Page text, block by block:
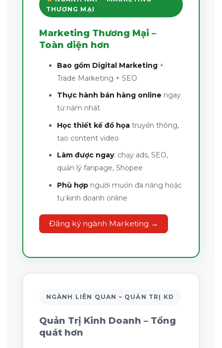
THƯƠNG MẠI
Marketing Thương Mại –
Toàn diện hơn
Bao gồm Digital Marketing +
Trade Marketing + SEO
Thực hành bán hàng online ngay
từ năm nhất
Học thiết kế đồ họa truyền thông,
tạo content video
Làm được ngay: chạy ads, SEO,
quản lý fanpage, Shopee
Phù hợp người muốn đa năng hoặc
tự kinh doanh online
Đăng ký ngành Marketing →
NGÀNH LIÊN QUAN – QUẢN TRỊ KD
Quản Trị Kinh Doanh – Tổng
quát hơn